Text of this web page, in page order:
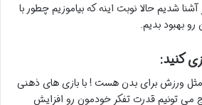
آشنا شدیم حالا نوبت اینه که بیاموزیم چطور با
بهبود بدیم.
ورزش برای بدن هست ! با بازی های ذهنی
می تونیم قدرت تفکر خودمون رو افزایش